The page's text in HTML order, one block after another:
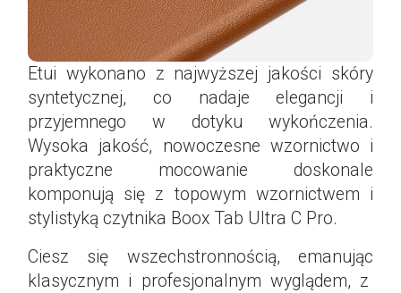
Etui wykonano z najwyższej jakości skóry
syntetycznej, co nadaje elegancji i
przyjemnego w dotyku wykończenia.
Wysoka jakość, nowoczesne wzornictwo i
praktyczne mocowanie doskonale
komponują się z topowym wzornictwem i
stylistyką czytnika Boox Tab Ultra C Pro.
Ciesz się wszechstronnością, emanując
klasycznym i profesjonalnym wyglądem, z